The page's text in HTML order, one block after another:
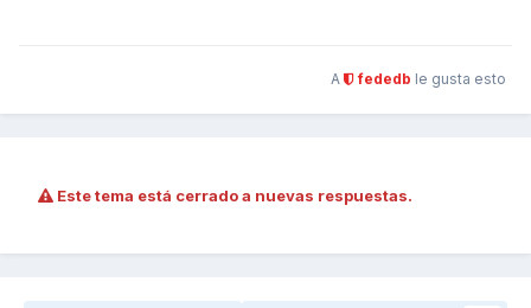
A fededb le gusta esto
Este tema está cerrado a nuevas respuestas.